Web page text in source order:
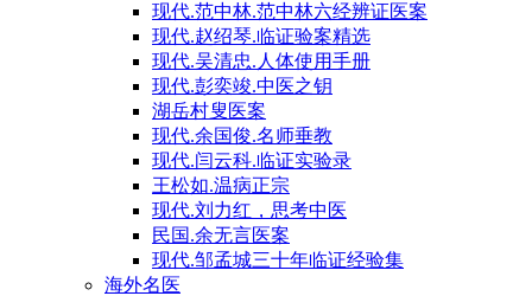
现代.范中林.范中林六经辨证医案
现代.赵绍琴.临证验案精选
现代.吴清忠.人体使用手册
现代.彭奕竣.中医之钥
湖岳村叟医案
现代.余国俊.名师垂教
现代.闫云科.临证实验录
王松如.温病正宗
现代.刘力红，思考中医
民国.余无言医案
现代.邹孟城三十年临证经验集
海外名医